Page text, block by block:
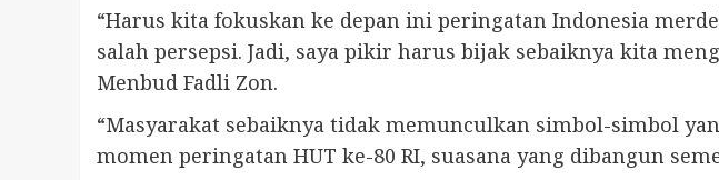
“Harus kita fokuskan ke depan ini peringatan Indonesia
salah persepsi. Jadi, saya pikir harus bijak sebaiknya kita
Menbud Fadli Zon.
“Masyarakat sebaiknya tidak memunculkan simbol-simbol
momen peringatan HUT ke-80 RI, suasana yang dibangun